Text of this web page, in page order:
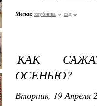
Метки: клубника сад
КАК
ОСЕНЬЮ?
Вторник, 19 Апреля